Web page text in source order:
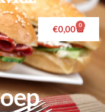
€0,00 0